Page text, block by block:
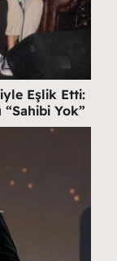
Eşlik Etti:
Yok”